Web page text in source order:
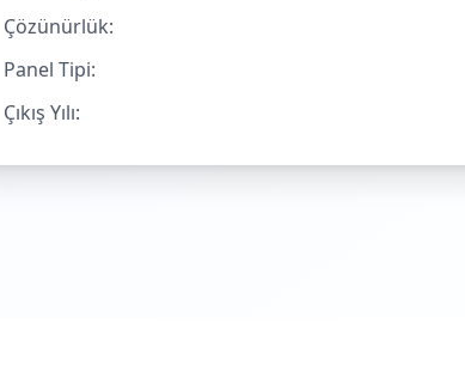
Çözünürlük:
Panel Tipi:
Çıkış Yılı: